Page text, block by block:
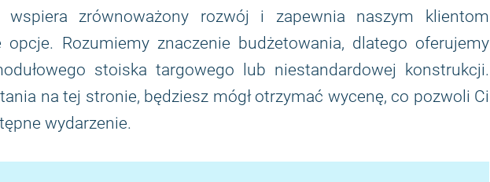
wspiera zrównoważony rozwój i zapewnia naszym klientom
opcje. Rozumiemy znaczenie budżetowania, dlatego oferujemy
stoiska targowego lub niestandardowej konstrukcji.
na tej stronie, będziesz mógł otrzymać wycenę, co pozwoli Ci
wydarzenie.